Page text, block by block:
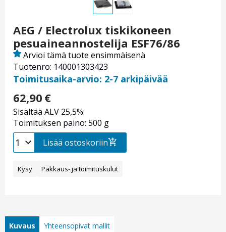
AEG / Electrolux tiskikoneen
pesuaineannostelija ESF76/86
Tuotenro: 140001303423
Arvioi tämä tuote ensimmäisenä
Toimitusaika-arvio: 2-7 arkipäivää
62,90 €
Sisältää ALV 25,5%
Toimituksen paino: 500 g
Lisää ostoskoriin
Kysy Pakkaus- ja toimituskulut
Kuvaus Yhteensopivat mallit